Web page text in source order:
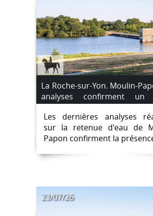
La Roche-sur-Yon. Moulin-
analyses confirment un
sanitaire, les
maintenues
Les dernières analyses
sur la retenue d'eau de
Papon confirment la
23/07/26